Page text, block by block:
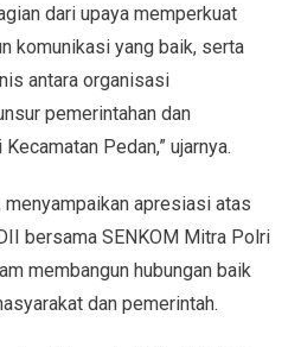
dari upaya memperkuat
komunikasi yang baik, serta
antara organisasi
pemerintahan dan
Pedan,” ujarnya.
apresiasi atas
bersama SENKOM Mitra Polri
membangun hubungan baik
dan pemerintah.